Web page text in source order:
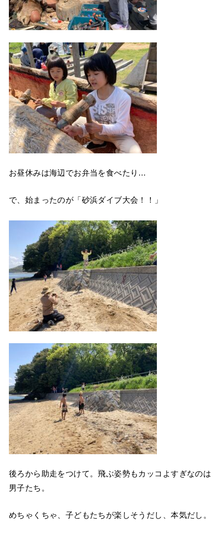
お昼休みは海辺でお弁当を食べたり…
で、始まったのが「砂浜ダイブ大会！！」
後ろから助走をつけて。飛ぶ姿勢もカッコよすぎなのは
男子たち。
めちゃくちゃ、子どもたちが楽しそうだし、本気だし。